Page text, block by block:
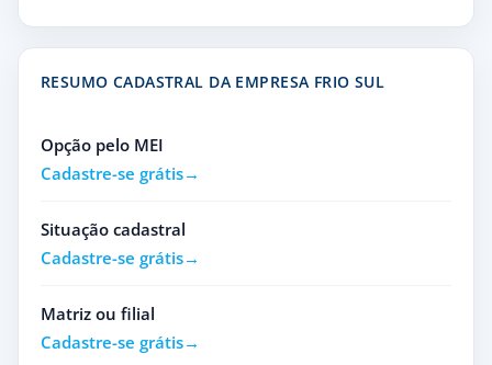
RESUMO CADASTRAL DA EMPRESA FRIO SUL
Opção pelo MEI
Cadastre-se grátis
Situação cadastral
Cadastre-se grátis
Matriz ou filial
Cadastre-se grátis